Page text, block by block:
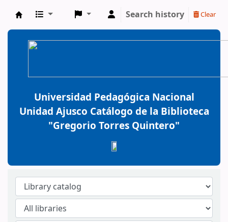
BiblioGTQ
Search history Clear
Universidad Pedagógica Nacional
Unidad Ajusco Catálogo de la Biblioteca
"Gregorio Torres Quintero"